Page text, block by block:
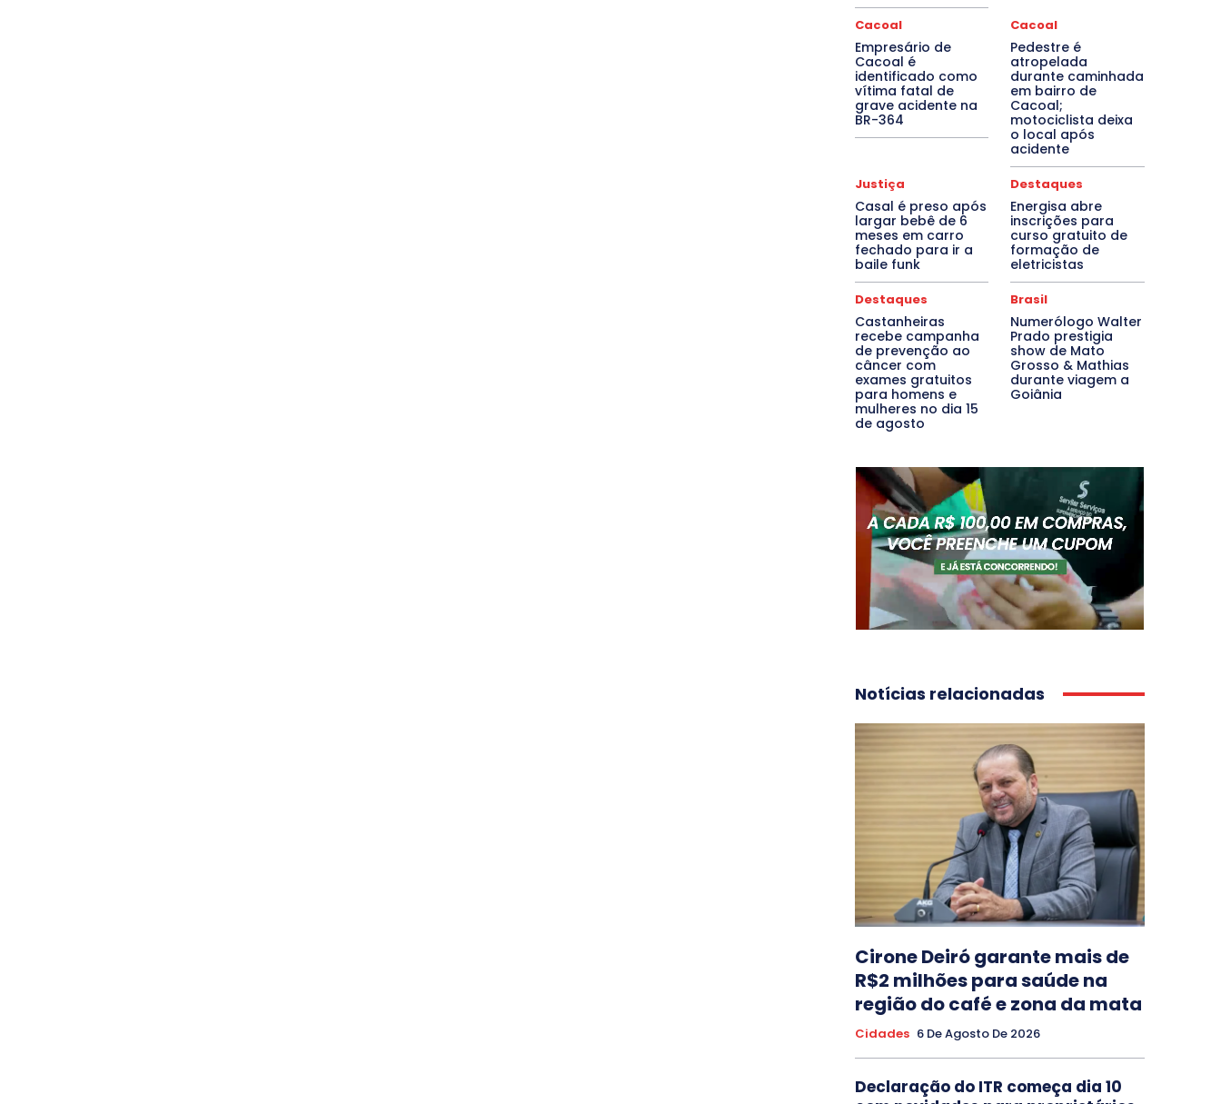
Cacoal
Empresário de
Cacoal é
identificado como
vítima fatal de
grave acidente na
BR-364
Cacoal
Pedestre é
atropelada
durante caminhada
em bairro de
Cacoal;
motociclista deixa
o local após
acidente
Justiça
Casal é preso após
largar bebê de 6
meses em carro
fechado para ir a
baile funk
Destaques
Energisa abre
inscrições para
curso gratuito de
formação de
eletricistas
Destaques
Castanheiras
recebe campanha
de prevenção ao
câncer com
exames gratuitos
para homens e
mulheres no dia 15
de agosto
Brasil
Numerólogo Walter
Prado prestigia
show de Mato
Grosso & Mathias
durante viagem a
Goiânia
Notícias relacionadas
Cirone Deiró garante mais de
R$2 milhões para saúde na
região do café e zona da mata
Cidades 6 De Agosto De 2026
Declaração do ITR começa dia 10